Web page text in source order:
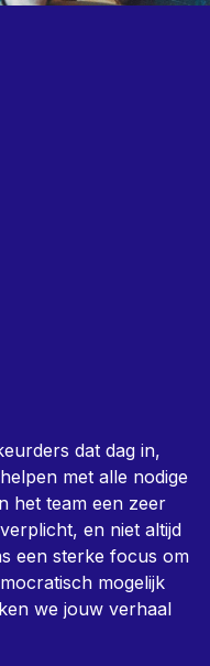
dat dag in,
met alle nodige
het team een zeer
en niet altijd
een sterke focus om
mogelijk
we jouw verhaal